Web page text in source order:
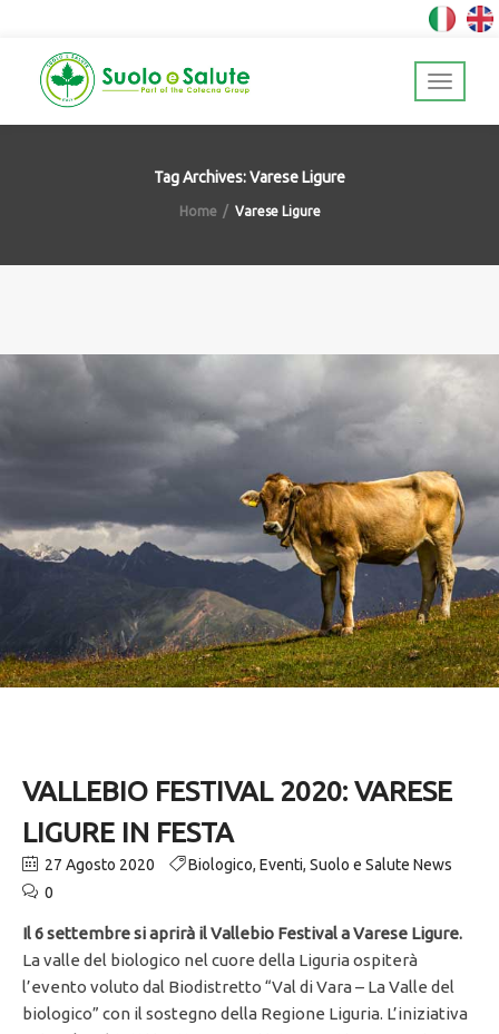
Tag Archives: Varese Ligure
Home Varese Ligure
VALLEBIO FESTIVAL 2020: VARESE
LIGURE IN FESTA
27 Agosto 2020 Biologico, Eventi, Suolo e Salute News
0
Il 6 settembre si aprirà il Vallebio Festival a Varese Ligure.
La valle del biologico nel cuore della Liguria ospiterà
l’evento voluto dal Biodistretto “Val di Vara – La Valle del
biologico” con il sostegno della Regione Liguria. L’iniziativa